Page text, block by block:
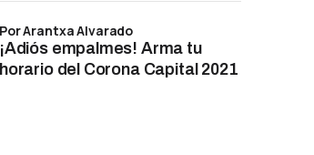
¡Adiós empalmes! Arma tu
horario del Corona Capital 2021
por Arantxa Alvarado